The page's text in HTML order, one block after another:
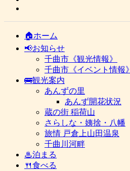
🏠ホーム
📢お知らせ
千曲市《観光情報》
千曲市《イベント情報》
🚌観光案内
あんずの里
あんず開花状況
蔵の街 稲荷山
さらしな・姨捨・八幡
旅情 戸倉上山田温泉
千曲川河畔
♨泊まる
🍴食べる